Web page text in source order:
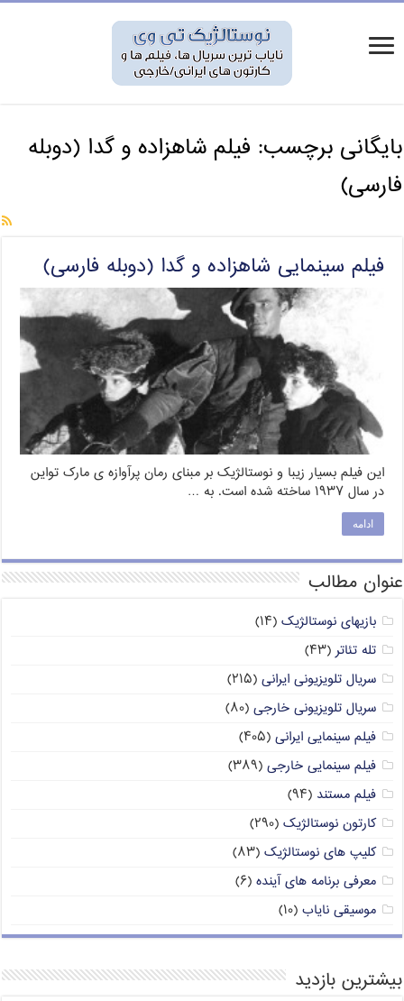
بایگانی برچسب: فیلم شاهزاده و گدا (دوبله
فارسی)
فیلم سینمایی شاهزاده و گدا (دوبله فارسی)
این فیلم بسیار زیبا و نوستالژیک بر مبناى رمان پرآوازه ‏ى مارک تواین
در سال ۱۹۳۷ ساخته شده است. به …
ادامه
عنوان مطالب
بازیهای نوستالژیک (۱۴)
تله تئاتر(۴۳)
سریال تلویزیونی ایرانی (۲۱۵)
سریال تلویزیونی خارجی (۸۰)
فیلم سینمایی ایرانی (۴۰۵)
فیلم سینمایی خارجی (۳۸۹)
فیلم مستند (۹۴)
کارتون نوستالژیک (۲۹۰)
کلیپ های نوستالژیک (۸۳)
معرفی برنامه های آینده (۶)
موسیقی نایاب (۱۰)
بیشترین بازدید